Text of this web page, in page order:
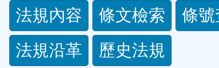
法
規
功
法規內容 條文檢索
條
法規沿革
歷史法規